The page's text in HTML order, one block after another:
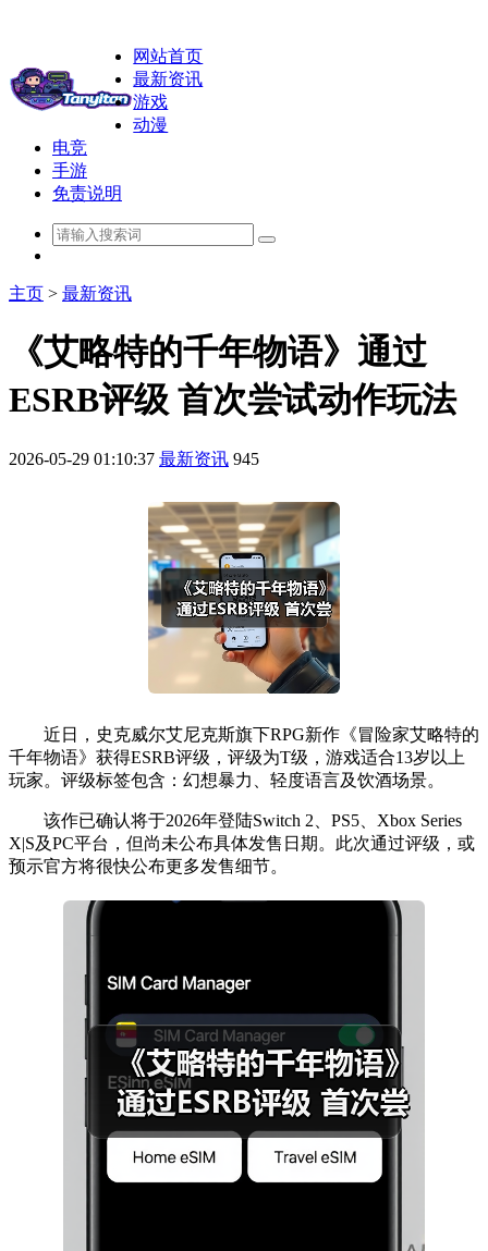
网站首页
最新资讯
游戏
动漫
电竞
手游
免责说明
主页 > 最新资讯
《艾略特的千年物语》通过
ESRB评级 首次尝试动作玩法
2026-05-29 01:10:37 最新资讯 945
近日，史克威尔艾尼克斯旗下RPG新作《冒险家艾略特的
千年物语》获得ESRB评级，评级为T级，游戏适合13岁以上
玩家。评级标签包含：幻想暴力、轻度语言及饮酒场景。
该作已确认将于2026年登陆Switch 2、PS5、Xbox Series
X|S及PC平台，但尚未公布具体发售日期。此次通过评级，或
预示官方将很快公布更多发售细节。